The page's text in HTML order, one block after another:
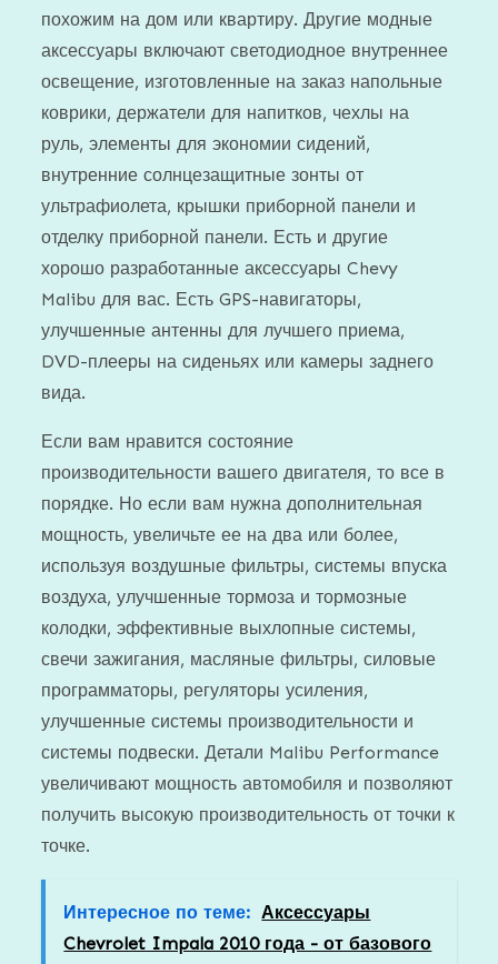
похожим на дом или квартиру. Другие модные
аксессуары включают светодиодное внутреннее
освещение, изготовленные на заказ напольные
коврики, держатели для напитков, чехлы на
руль, элементы для экономии сидений,
внутренние солнцезащитные зонты от
ультрафиолета, крышки приборной панели и
отделку приборной панели. Есть и другие
хорошо разработанные аксессуары Chevy
Malibu для вас. Есть GPS-навигаторы,
улучшенные антенны для лучшего приема,
DVD-плееры на сиденьях или камеры заднего
вида.
Если вам нравится состояние
производительности вашего двигателя, то все в
порядке. Но если вам нужна дополнительная
мощность, увеличьте ее на два или более,
используя воздушные фильтры, системы впуска
воздуха, улучшенные тормоза и тормозные
колодки, эффективные выхлопные системы,
свечи зажигания, масляные фильтры, силовые
программаторы, регуляторы усиления,
улучшенные системы производительности и
системы подвески. Детали Malibu Performance
увеличивают мощность автомобиля и позволяют
получить высокую производительность от точки к
точке.
Интересное по теме: Аксессуары
Chevrolet Impala 2010 года - от базового